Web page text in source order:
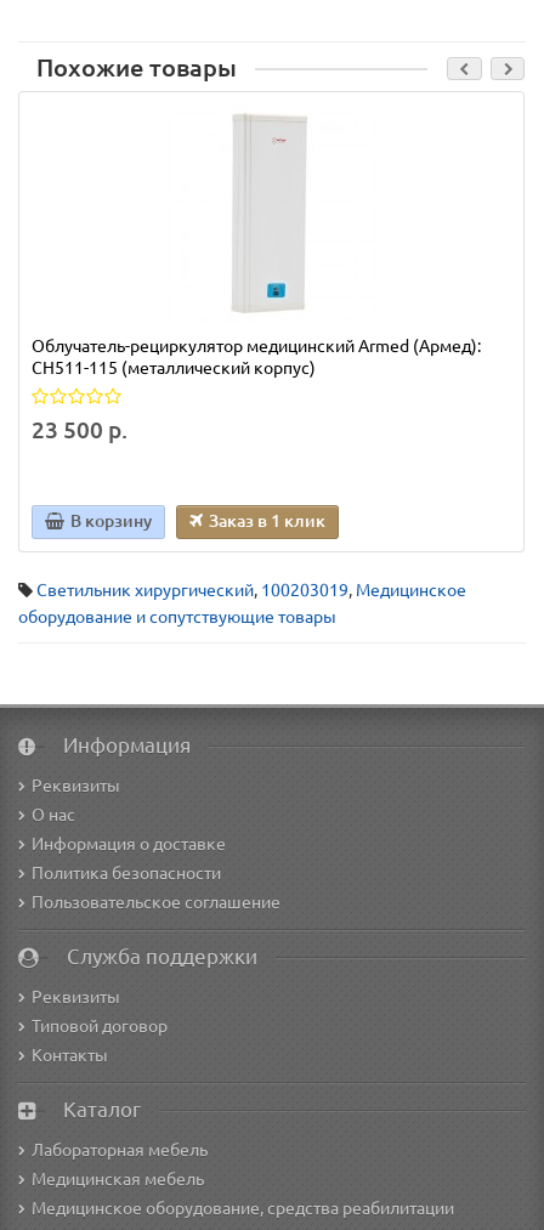
Похожие товары
Облучатель-рециркулятор медицинский Armed (Армед):
CH511-115 (металлический корпус)
23 500 р.
В корзину Заказ в 1 клик
Светильник хирургический, 100203019, Медицинское
оборудование и сопутствующие товары
Информация
Реквизиты
О нас
Информация о доставке
Политика безопасности
Пользовательское соглашение
Служба поддержки
Реквизиты
Типовой договор
Контакты
Каталог
Лабораторная мебель
Медицинская мебель
Медицинское оборудование, средства реабилитации